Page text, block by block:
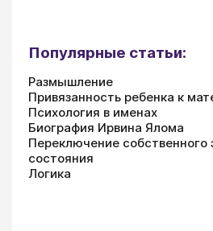
Популярные статьи:
Размышление
Привязанность ребенка к
Психология в именах
Биография Ирвина Ялома
Переключение собственного
состояния
Логика